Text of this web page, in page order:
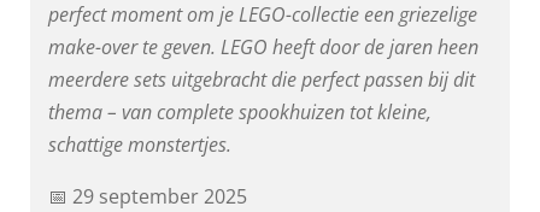
perfect moment om je LEGO-collectie een griezelige
make-over te geven. LEGO heeft door de jaren heen
meerdere sets uitgebracht die perfect passen bij dit
thema – van complete spookhuizen tot kleine,
schattige monstertjes.
📅 29 september 2025